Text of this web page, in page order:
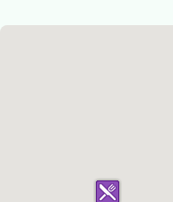
Gruppi